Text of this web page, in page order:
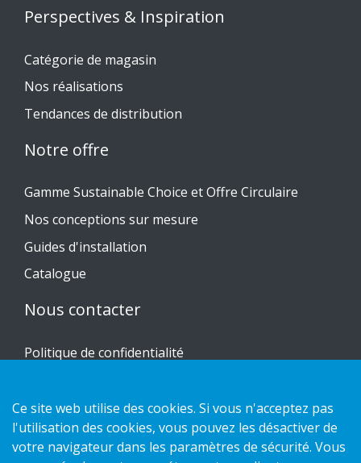
Perspectives & Inspiration
Catégorie de magasin
Nos réalisations
Tendances de distribution
Notre offre
Gamme Sustainable Choice et Offre Circulaire
Nos conceptions sur mesure
Guides d'installation
Catalogue
Nous contacter
Politique de confidentialité
Ce site web utilise des cookies. Si vous n'acceptez pas
l'utilisation des cookies, vous pouvez les désactiver de
votre navigateur dans les paramètres de sécurité. Vous